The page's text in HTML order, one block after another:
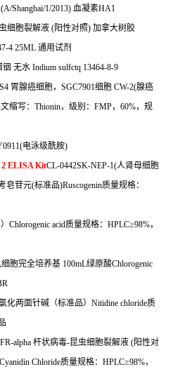
Shanghai/1/2013) 血凝素HA1
细胞裂解液 (阳性对照) 加拿大树胶
4 25ML 通用试剂
铟 无水 Indium sulfctq 13464-8-9
胃腺癌细胞， SGC7901细胞 CW-2(腺癌
缩写： Thionin，级别： FMP， 60%，规
电泳级酰胺)
2 ELISA KitCL-0442SK-NEP-1(人肾母细胞
皂苷元(标准品)Ruscogenin质量规格：
Chlorogenic acid质量规格： HPLC≥98%，
胞完全培养基 100mL绿原酸Chlorogenic
化两面针碱（标准品） Nitidine chloride质
alpha 杆状病毒-昆虫细胞裂解液 (阳性对
Cyanidin Chloride质量规格： HPLC≥98%，